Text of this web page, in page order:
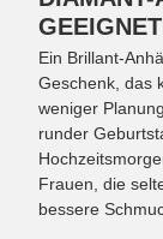
Ein Brillant-
Geschenk, das
weniger
runder
Frauen, die
bessere